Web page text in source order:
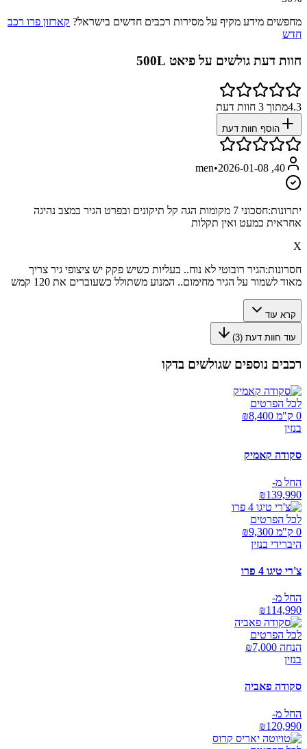
מחפשים מידע מקיף על מסירות רכבים חדשים בישראל? קארזון פרו רכב
חדש
חוות דעת גולשים על פיאט 500L
4.3מתוך 3 חוות דעת
הוסף חוות דעת
40, men
•2026-01-08
יתרונות:
חסכוני 7 מקומות הגה קל תיקונים ובפרט הגיר במצב נהיגה
אחראית כמעט ואין תקלות
X
חסרונות:הגיר רובוטי לא נוח.. בעליות כשיש פקק יש ציצופי גיר צריך
מאוד לשמור על הגיר מחימום.. המנוע משתולל כשעוברים את 120 קמש
קרא עוד
עוד חוות דעת (3
)
רכבים נוספים שגולשים בדקו
לכל הפרטים
0 ק"מ ₪
8,400
בנזין
סקודה קאמיק
החל מ-
₪139,990
לכל הפרטים
0 ק"מ ₪
9,300
היברידי בנזין
צ'רי טיגו 4 פרו
החל מ-
₪114,990
לכל הפרטים
הנחה ₪ 7,000
בנזין
סקודה פאביה
החל מ-
₪120,990